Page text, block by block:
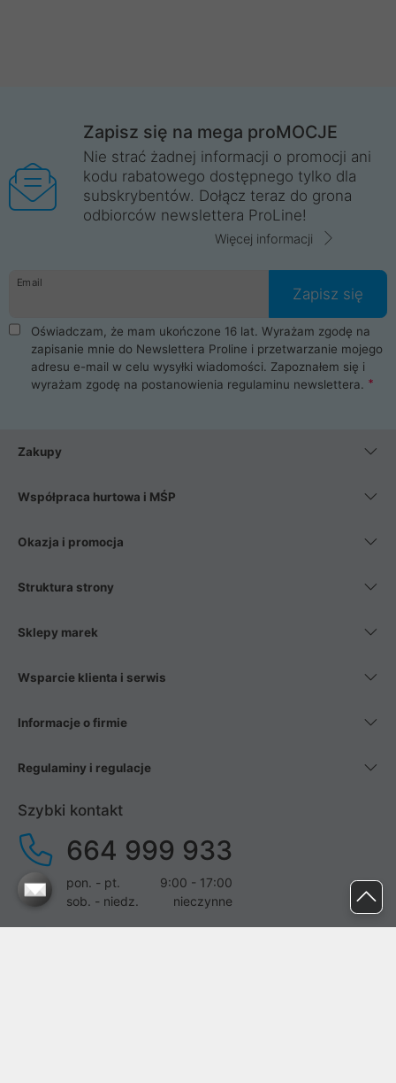
Zapisz się na mega proMOCJE
Nie strać żadnej informacji o promocji ani
kodu rabatowego dostępnego tylko dla
subskrybentów. Dołącz teraz do grona
odbiorców newslettera ProLine!
Więcej informacji
Email
Zapisz się
Oświadczam, że mam ukończone 16 lat. Wyrażam zgodę na
zapisanie mnie do Newslettera Proline i przetwarzanie mojego
adresu e-mail w celu wysyłki wiadomości. Zapoznałem się i
wyrażam zgodę na postanowienia regulaminu newslettera.
Zakupy
Współpraca hurtowa i MŚP
Okazja i promocja
Struktura strony
Sklepy marek
Wsparcie klienta i serwis
Informacje o firmie
Regulaminy i regulacje
Szybki kontakt
664 999 933
pon. - pt.
9:00 - 17:00
sob. - niedz.
nieczynne